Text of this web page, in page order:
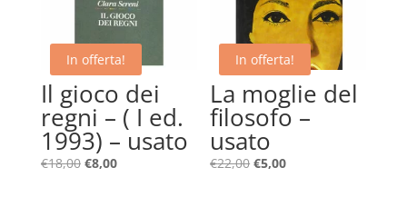
In offerta!
Il gioco dei
regni – ( I ed.
1993) – usato
€18,00 Il
€8,00Il
In offerta!
La moglie del
filosofo –
usato
€22,00 Il
€5,00Il